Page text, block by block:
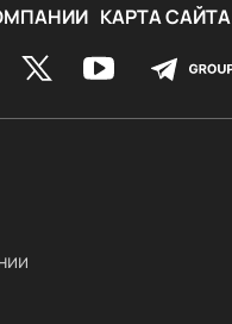
КАРТА САЙТА